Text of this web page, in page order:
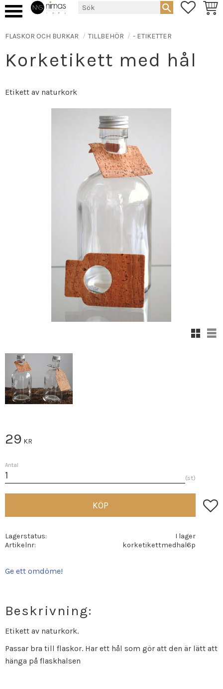
FLASKOR OCH BURKAR TILLBEHÖR - ETIKETTER
Korketikett med hål
Etikett av naturkork
29 KR
Antal
st
KÖP
Lagerstatus
I lager
Artikelnr
korketikettmedhal6p
Ge ett omdöme!
Beskrivning:
Etikett av naturkork.
Passar bra till flaskor. Har ett hål som gör att den är lätt att
hänga på flaskhalsen